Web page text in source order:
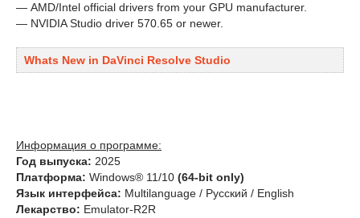
— AMD/Intel official drivers from your GPU manufacturer.
— NVIDIA Studio driver 570.65 or newer.
Whats New in DaVinci Resolve Studio
Информация о программе:
Год выпуска: 2025
Платформа: Windows® 11/10 (64-bit only)
Язык интерфейса: Multilanguage / Русский / English
Лекарство: Emulator-R2R